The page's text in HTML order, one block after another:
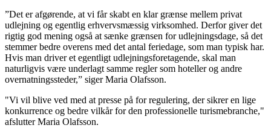
”Det er afgørende, at vi får skabt en klar grænse mellem privat
udlejning og egentlig erhvervsmæssig virksomhed. Derfor giver det
rigtig god mening også at sænke grænsen for udlejningsdage, så det
stemmer bedre overens med det antal feriedage, som man typisk har.
Hvis man driver et egentligt udlejningsforetagende, skal man
naturligvis være underlagt samme regler som hoteller og andre
overnatningssteder,” siger Maria Olafsson.
"Vi vil blive ved med at presse på for regulering, der sikrer en lige
konkurrence og bedre vilkår for den professionelle turismebranche,"
afslutter Maria Olafsson.